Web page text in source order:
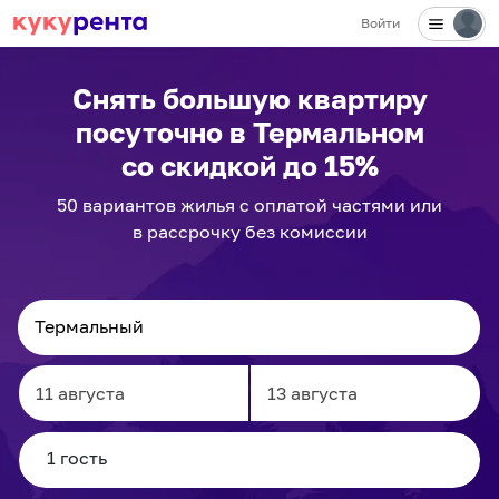
Войти
Снять большую квартиру
посуточно в Термальном
со скидкой до 15%
50 вариантов жилья с оплатой частями или
в рассрочку без комиссии
Navigate
forward
to
Navigate
to